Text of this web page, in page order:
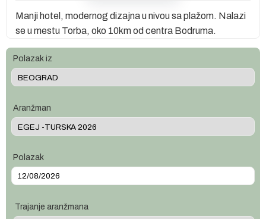
Manji hotel, modernog dizajna u nivou sa plažom. Nalazi
se u mestu Torba, oko 10km od centra Bodruma.
Polazak iz
Aranžman
Polazak
Trajanje aranžmana